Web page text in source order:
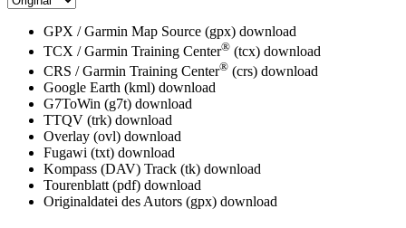
GPX / Garmin Map Source (gpx) download
TCX / Garmin Training Center® (tcx) download
CRS / Garmin Training Center® (crs) download
Google Earth (kml) download
G7ToWin (g7t) download
TTQV (trk) download
Overlay (ovl) download
Fugawi (txt) download
Kompass (DAV) Track (tk) download
Tourenblatt (pdf) download
Originaldatei des Autors (gpx) download